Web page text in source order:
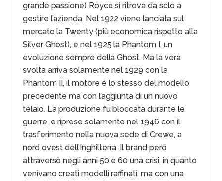
grande passione) Royce si ritrova da solo a
gestire l’azienda. Nel 1922 viene lanciata sul
mercato la Twenty (più economica rispetto alla
Silver Ghost), e nel 1925 la Phantom I, un
evoluzione sempre della Ghost. Ma la vera
svolta arriva solamente nel 1929 con la
Phantom II, il motore è lo stesso del modello
precedente ma con l’aggiunta di un nuovo
telaio. La produzione fu bloccata durante le
guerre, e riprese solamente nel 1946 con il
trasferimento nella nuova sede di Crewe, a
nord ovest dell’Inghilterra. Il brand però
attraversò negli anni 50 e 60 una crisi, in quanto
venivano creati modelli raffinati, ma con una